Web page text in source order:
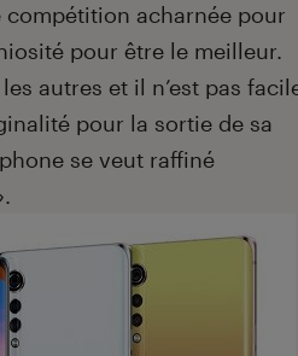
compétition acharnée pour
pour être le meilleur.
autres et il n’est pas
pour la sortie de sa
se veut raffiné